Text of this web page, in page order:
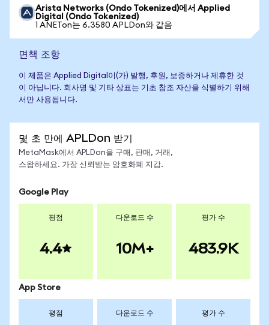
Arista Networks (Ondo Tokenized)에서 Applied
Digital (Ondo Tokenized)
1 ANETon는 6.3580 APLDon와 같음
면책 조항
이 제품은 Applied Digital이(가) 발행, 후원, 보증하거나 제휴한 것
이 아닙니다. 회사명 및 기타 상표는 기초 참조 자산을 식별하기 위해
서만 사용됩니다.
몇 초 만에 APLDon 받기
MetaMask에서 APLDon을 구매, 판매, 거래,
스왑하세요. 가장 신뢰받는 암호화폐 지갑.
Google Play
평점
4.4
다운로드 수
10M+
평가 수
483.9K
App Store
평점 다운로드 수 평가 수